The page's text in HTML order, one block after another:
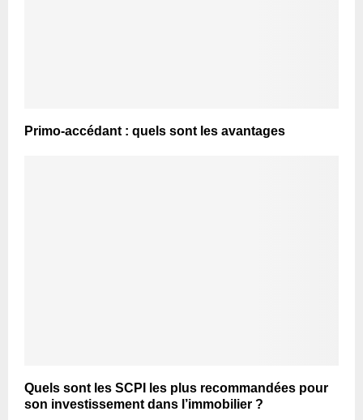
Primo-accédant : quels sont les avantages
Quels sont les SCPI les plus recommandées pour
son investissement dans l’immobilier ?